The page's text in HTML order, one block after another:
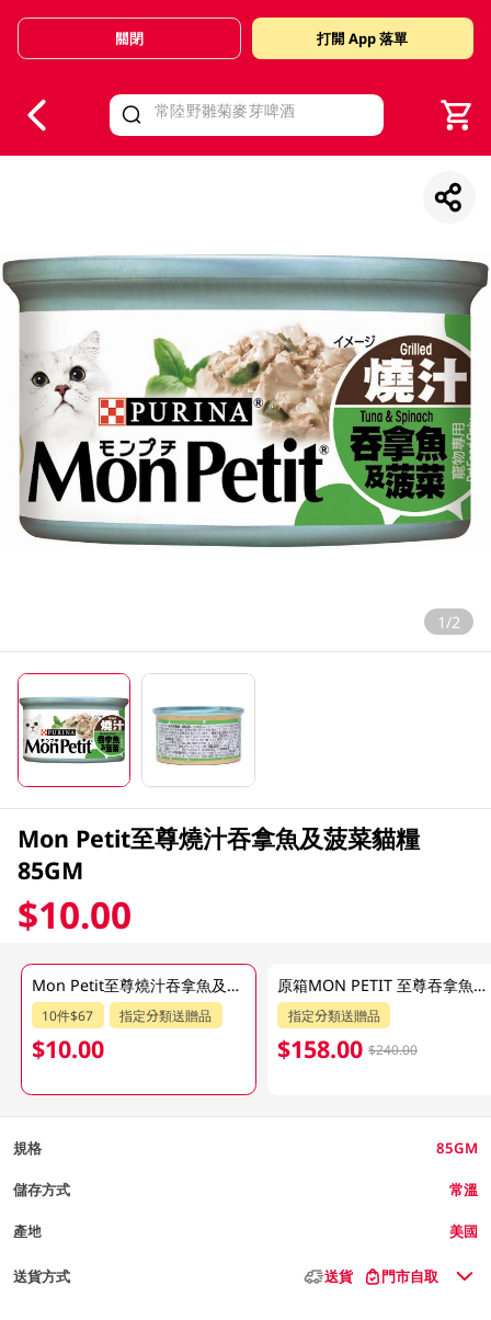
Valid Until 30 June 2026
關閉 打開 App 落單
1/2
Mon Petit至尊燒汁吞拿魚及菠菜貓糧
85GM
$10.00
Mon Petit至尊燒汁吞拿魚及菠菜貓糧 85GM
10件$67 指定分類送贈品
$10.00
原箱MON PETIT 至尊吞拿魚及菠菜貓糧 24X85GM
指定分類送贈品
$158.00 $240.00
規格 85GM
儲存方式 常溫
產地 美國
送貨方式 送貨 門市自取